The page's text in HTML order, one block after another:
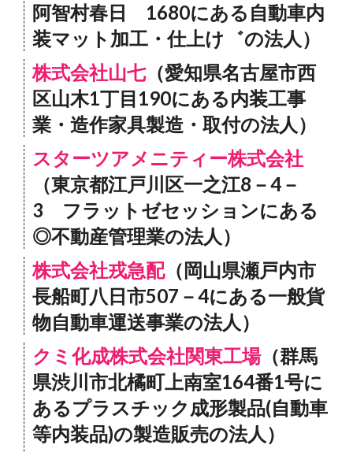
阿智村春日 1680にある自動車内
装マット加工・仕上け゛の法人）
株式会社山七（愛知県名古屋市西
区山木1丁目190にある内装工事
業・造作家具製造・取付の法人）
スターツアメニティー株式会社
（東京都江戸川区一之江8－4－
3 フラットゼセッションにある
◎不動産管理業の法人）
株式会社戎急配（岡山県瀬戸内市
長船町八日市507－4にある一般貨
物自動車運送事業の法人）
クミ化成株式会社関東工場（群馬
県渋川市北橘町上南室164番1号に
あるプラスチック成形製品(自動車
等内装品)の製造販売の法人）